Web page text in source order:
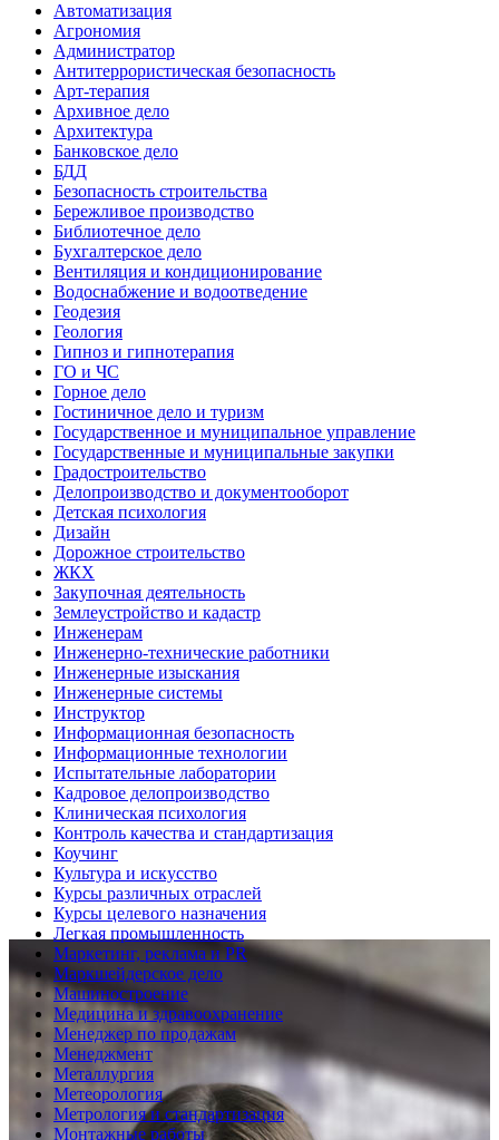
Автоматизация
Агрономия
Администратор
Антитеррористическая безопасность
Арт-терапия
Архивное дело
Архитектура
Банковское дело
БДД
Безопасность строительства
Бережливое производство
Библиотечное дело
Бухгалтерское дело
Вентиляция и кондиционирование
Водоснабжение и водоотведение
Геодезия
Геология
Гипноз и гипнотерапия
ГО и ЧС
Горное дело
Гостиничное дело и туризм
Государственное и муниципальное управление
Государственные и муниципальные закупки
Градостроительство
Делопроизводство и документооборот
Детская психология
Дизайн
Дорожное строительство
ЖКХ
Закупочная деятельность
Землеустройство и кадастр
Инженерам
Инженерно-технические работники
Инженерные изыскания
Инженерные системы
Инструктор
Информационная безопасность
Информационные технологии
Испытательные лаборатории
Кадровое делопроизводство
Клиническая психология
Контроль качества и стандартизация
Коучинг
Культура и искусство
Курсы различных отраслей
Курсы целевого назначения
Легкая промышленность
Маркетинг, реклама и PR
Маркшейдерское дело
Машиностроение
Медицина и здравоохранение
Менеджер по продажам
Менеджмент
Металлургия
Метеорология
Метрология и стандартизация
Монтажные работы